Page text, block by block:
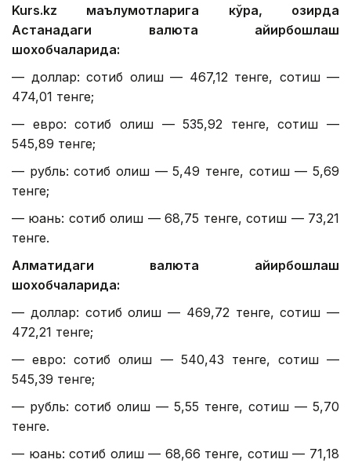
Kurs.kz маълумотларига кўра, ҳозирда
Астанадаги валюта айирбошлаш
шохобчаларида:
— доллар: сотиб олиш — 467,12 тенге, сотиш —
474,01 тенге;
— евро: сотиб олиш — 535,92 тенге, сотиш —
545,89 тенге;
— рубль: сотиб олиш — 5,49 тенге, сотиш — 5,69
тенге;
— юань: сотиб олиш — 68,75 тенге, сотиш — 73,21
тенге.
Алматидаги валюта айирбошлаш
шохобчаларида:
— доллар: сотиб олиш — 469,72 тенге, сотиш —
472,21 тенге;
— евро: сотиб олиш — 540,43 тенге, сотиш —
545,39 тенге;
— рубль: сотиб олиш — 5,55 тенге, сотиш — 5,70
тенге.
— юань: сотиб олиш — 68,66 тенге, сотиш — 71,18